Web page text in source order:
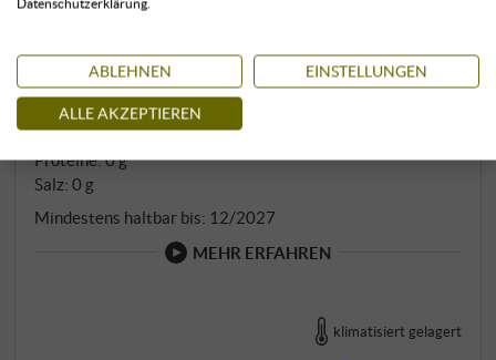
Energie in kcal: 824 kcal
Fett: 92,00 g
Davon gesättigte Fettsäuren: 15,00 g
Kohlenhydrate: 0 g
Davon Zucker: 0 g
Proteine: 0 g
Salz: 0 g
Mindestens haltbar bis: 12/2027
MEHR ERFAHREN
klimatisiert gelagert
Datenschutzerklärung.
ABLEHNEN EINSTELLUNGEN
ALLE AKZEPTIEREN